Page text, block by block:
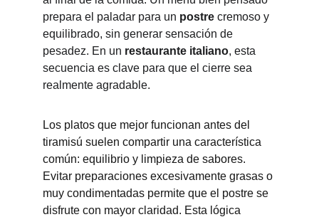
prepara el paladar para un postre cremoso y
equilibrado, sin generar sensación de
pesadez. En un restaurante italiano, esta
secuencia es clave para que el cierre sea
realmente agradable.
Los platos que mejor funcionan antes del
tiramisú suelen compartir una característica
común: equilibrio y limpieza de sabores.
Evitar preparaciones excesivamente grasas o
muy condimentadas permite que el postre se
disfrute con mayor claridad. Esta lógica